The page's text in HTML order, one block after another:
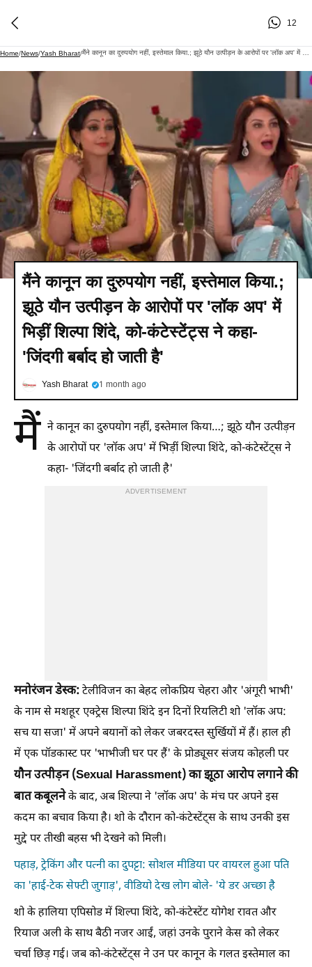
12
Home/News/Yash Bharat/
मैंने कानून का दुरुपयोग नहीं, इस्तेमाल किया.;
झूठे यौन उत्पीड़न के आरोपों पर 'लॉक अप' में
भिड़ीं शिल्पा शिंदे, को-कंटेस्टेंट्स ने कहा-
'जिंदगी बर्बाद हो जाती है'
Yash Bharat 1 month ago
मैं ने कानून का दुरुपयोग नहीं, इस्तेमाल किया…; झूठे यौन उत्पीड़न
के आरोपों पर 'लॉक अप' में भिड़ीं शिल्पा शिंदे, को-कंटेस्टेंट्स ने
कहा- 'जिंदगी बर्बाद हो जाती है'
ADVERTISEMENT
मनोरंजन डेस्क:टेलीविजन का बेहद लोकप्रिय चेहरा और 'अंगूरी भाभी'
के नाम से मशहूर एक्ट्रेस शिल्पा शिंदे इन दिनों रियलिटी शो 'लॉक अप:
सच या सजा' में अपने बयानों को लेकर जबरदस्त सुर्खियों में हैं। हाल ही
में एक पॉडकास्ट पर 'भाभीजी घर पर हैं' के प्रोड्यूसर संजय कोहली पर
यौन उत्पीड़न (Sexual Harassment) का झूठा आरोप लगाने की
बात कबूलनेके बाद, अब शिल्पा ने 'लॉक अप' के मंच पर अपने इस
कदम का बचाव किया है। शो के दौरान को-कंटेस्टेंट्स के साथ उनकी इस
मुद्दे पर तीखी बहस भी देखने को मिली।
पहाड़, ट्रेकिंग और पत्नी का दुपट्टा: सोशल मीडिया पर वायरल हुआ पति
का 'हाई-टेक सेफ्टी जुगाड़', वीडियो देख लोग बोले- 'ये डर अच्छा है
शो के हालिया एपिसोड में शिल्पा शिंदे, को-कंटेस्टेंट योगेश रावत और
रियाज अली के साथ बैठी नजर आईं, जहां उनके पुराने केस को लेकर
चर्चा छिड़ गई। जब को-कंटेस्टेंट्स ने उन पर कानून के गलत इस्तेमाल का